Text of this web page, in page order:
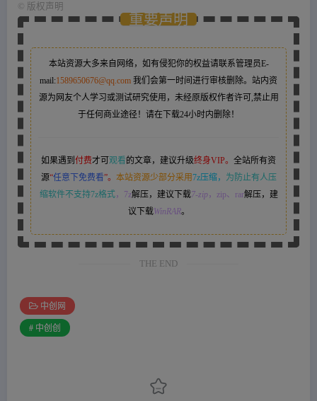
版权声明
重要声明
本站资源大多来自网络，如有侵犯你的权益请联系管理员E-
mail:1589650676@qq.com 我们会第一时间进行审核删除。站内资
源为网友个人学习或测试研究使用，未经原版权作者许可,禁止用
于任何商业途径！请在下载24小时内删除！
如果遇到 付费才可 观看 的文章，建议升级终身VIP。 全站所有资
源“任意下免费看”。 本站资源少部分采用7z压缩，
为防止有人压
缩软件不支持7z格式，7z解压，建议下载7-zip，zip、rar解压，建
议下载WinRAR。
THE END
中创网
# 中创创